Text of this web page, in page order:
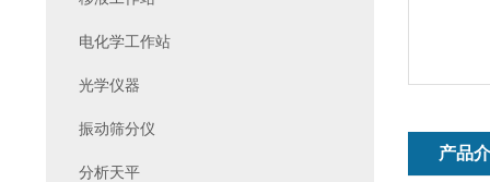
产品
电化学工作站
光学仪器
振动筛分仪
分析天平